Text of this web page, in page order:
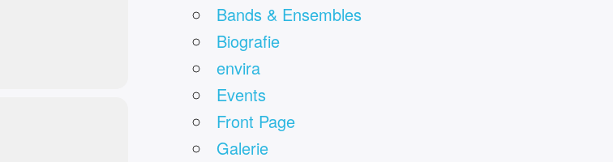
Bands & Ensembles
Biografie
envira
Events
Front Page
Galerie